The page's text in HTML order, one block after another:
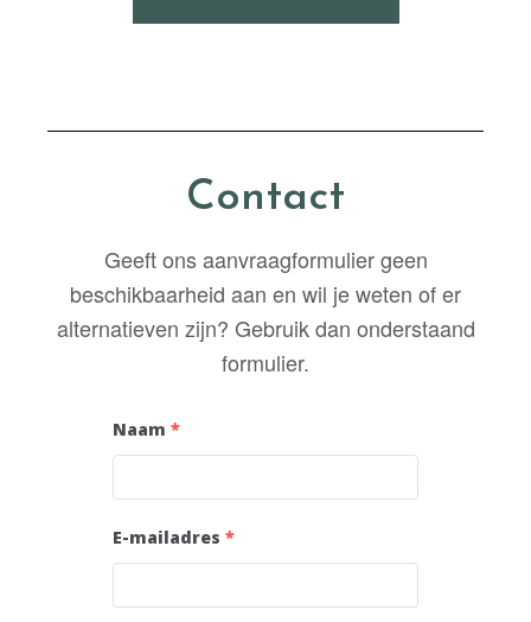
Contact
Geeft ons aanvraagformulier geen
beschikbaarheid aan en wil je weten of er
alternatieven zijn? Gebruik dan onderstaand
formulier.
Naam *
E-mailadres *